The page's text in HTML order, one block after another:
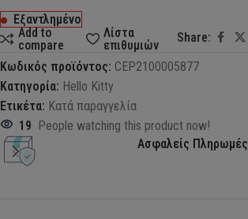
Εξαντλημένο
Add to
compare
Λίστα
επιθυμιών
Share:
Κωδικός προϊόντος: CEP2100005877
Κατηγορία: Hello Kitty
Ετικέτα: Κατά παραγγελία
19 People watching this product now!
Ασφαλείς Πληρωμές